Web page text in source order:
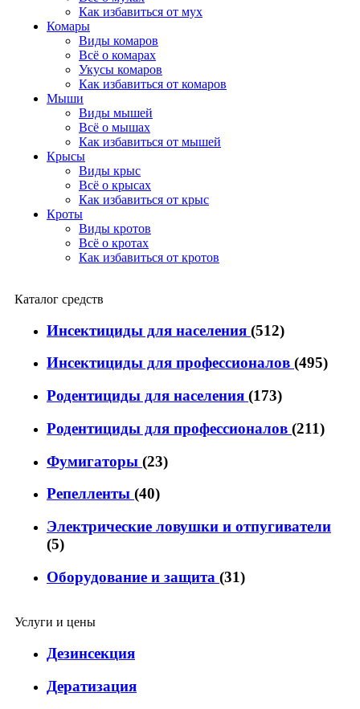
Как избавиться от мух
Комары
Виды комаров
Всё о комарах
Укусы комаров
Как избавиться от комаров
Мыши
Виды мышей
Всё о мышах
Как избавиться от мышей
Крысы
Виды крыс
Всё о крысах
Как избавиться от крыс
Кроты
Виды кротов
Всё о кротах
Как избавиться от кротов
Каталог средств
Инсектициды для населения (512)
Инсектициды для профессионалов (495)
Родентициды для населения (173)
Родентициды для профессионалов (211)
Фумигаторы (23)
Репелленты (40)
Электрические ловушки и отпугиватели
(5)
Оборудование и защита (31)
Услуги и цены
Дезинсекция
Дератизация